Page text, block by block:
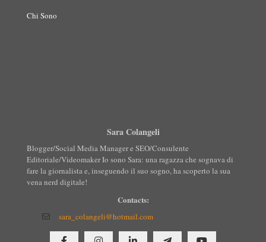
Chi Sono
Sara Colangeli
Blogger/Social Media Manager e SEO/Consulente
Editoriale/Videomaker Io sono Sara: una ragazza che sognava di
fare la giornalista e, inseguendo il suo sogno, ha scoperto la sua
vena nerd digitale!
Contacts:
sara_colangeli@hotmail.com